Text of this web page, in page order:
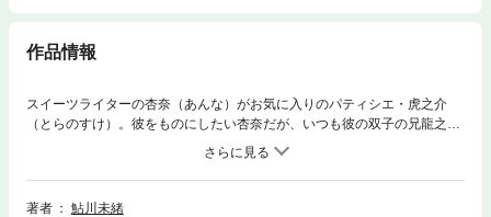
作品情報
スイーツライターの杏奈（あんな）がお気に入りのパティシエ・虎之介
（とらのすけ）。彼をものにしたい杏奈だが、いつも彼の双子の兄龍之介
（りゅうのすけ）に邪魔されてばかり。だけどいつしか二人のことが同じ
くらい気になりだした杏奈は…！？表題作シリーズ3作品のほか、ドキド
キのラブとエッチが盛りだくさんの2作品をお届けです！！●収録作品／背
徳は甘く蝕（むしば）む／背徳は密な悦（よろこ）び／背徳は至福の苦み
著者
鮎川未緒